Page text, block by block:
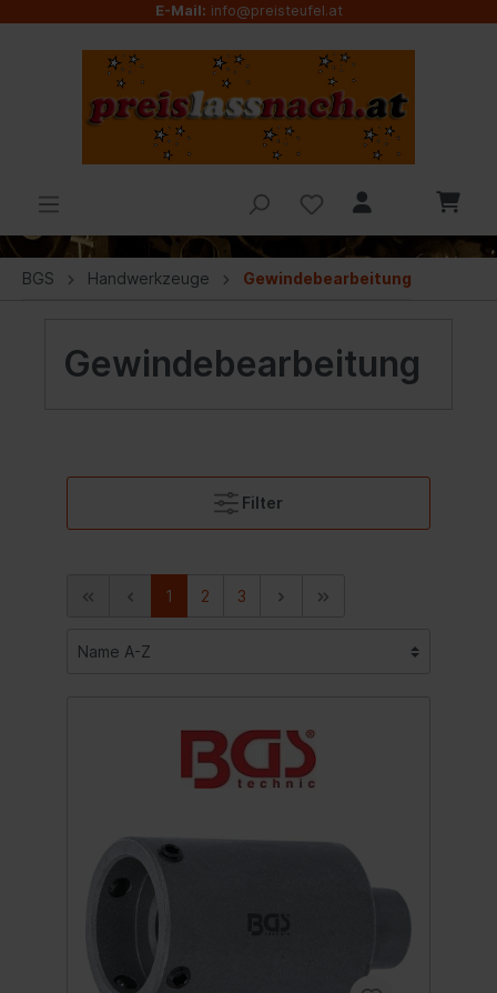
E-Mail: info@preisteufel.at
BGS Handwerkzeuge Gewindebearbeitung
Gewindebearbeitung
Filter
1 2 3